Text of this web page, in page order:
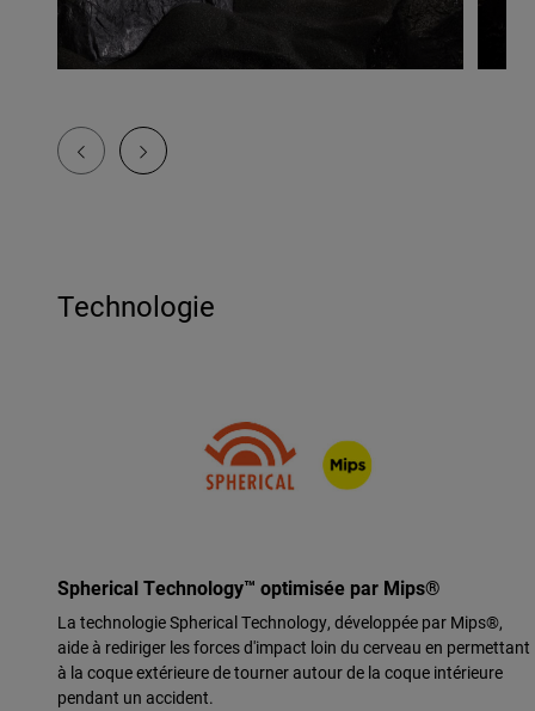
Technologie
Spherical Technology™ optimisée par Mips®
La technologie Spherical Technology, développée par Mips®,
aide à rediriger les forces d'impact loin du cerveau en permettant
à la coque extérieure de tourner autour de la coque intérieure
pendant un accident.